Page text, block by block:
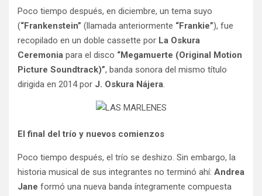
Poco tiempo después, en diciembre, un tema suyo
(“Frankenstein” (llamada anteriormente “Frankie”), fue
recopilado en un doble cassette por La Oskura
Ceremonia para el disco “Megamuerte (Original Motion
Picture Soundtrack)”, banda sonora del mismo título
dirigida en 2014 por J. Oskura Nájera.
El final del trío y nuevos comienzos
Poco tiempo después, el trío se deshizo. Sin embargo, la
historia musical de sus integrantes no terminó ahí: Andrea
Jane formó una nueva banda íntegramente compuesta